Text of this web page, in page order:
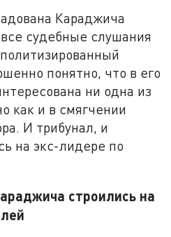
Караджича
судебные слушания
понятно, что в его
ни одна из
как и в смягчении
И трибунал, и
на экс-лидере по
строились на